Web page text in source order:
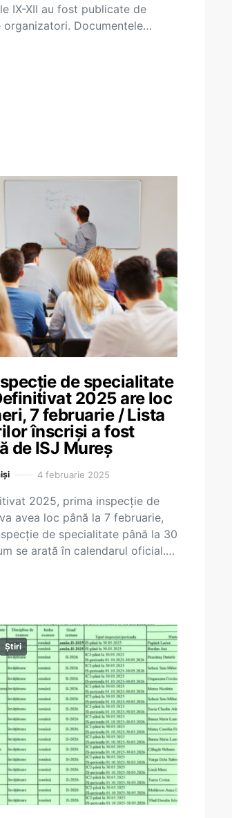
IX-XII au fost publicate de
organizatori. Documentele…
de specialitate
2025 are loc
7 februarie / Lista
înscriși a fost
de ISJ Mureș
4 februarie 2025
2025, prima inspecție de
avea loc până la 7 februarie,
de specialitate până la 30
se arată în calendarul oficial.…
Știri